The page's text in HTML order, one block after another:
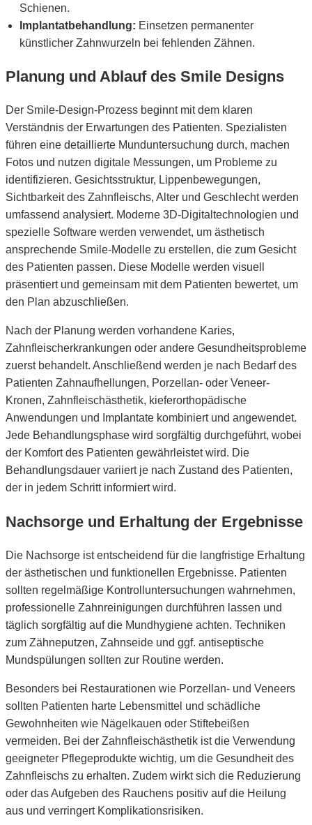
Schienen.
Implantatbehandlung: Einsetzen permanenter
künstlicher Zahnwurzeln bei fehlenden Zähnen.
Planung und Ablauf des Smile Designs
Der Smile-Design-Prozess beginnt mit dem klaren
Verständnis der Erwartungen des Patienten. Spezialisten
führen eine detaillierte Munduntersuchung durch, machen
Fotos und nutzen digitale Messungen, um Probleme zu
identifizieren. Gesichtsstruktur, Lippenbewegungen,
Sichtbarkeit des Zahnfleischs, Alter und Geschlecht werden
umfassend analysiert. Moderne 3D-Digitaltechnologien und
spezielle Software werden verwendet, um ästhetisch
ansprechende Smile-Modelle zu erstellen, die zum Gesicht
des Patienten passen. Diese Modelle werden visuell
präsentiert und gemeinsam mit dem Patienten bewertet, um
den Plan abzuschließen.
Nach der Planung werden vorhandene Karies,
Zahnfleischerkrankungen oder andere Gesundheitsprobleme
zuerst behandelt. Anschließend werden je nach Bedarf des
Patienten Zahnaufhellungen, Porzellan- oder Veneer-
Kronen, Zahnfleischästhetik, kieferorthopädische
Anwendungen und Implantate kombiniert und angewendet.
Jede Behandlungsphase wird sorgfältig durchgeführt, wobei
der Komfort des Patienten gewährleistet wird. Die
Behandlungsdauer variiert je nach Zustand des Patienten,
der in jedem Schritt informiert wird.
Nachsorge und Erhaltung der Ergebnisse
Die Nachsorge ist entscheidend für die langfristige Erhaltung
der ästhetischen und funktionellen Ergebnisse. Patienten
sollten regelmäßige Kontrolluntersuchungen wahrnehmen,
professionelle Zahnreinigungen durchführen lassen und
täglich sorgfältig auf die Mundhygiene achten. Techniken
zum Zähneputzen, Zahnseide und ggf. antiseptische
Mundspülungen sollten zur Routine werden.
Besonders bei Restaurationen wie Porzellan- und Veneers
sollten Patienten harte Lebensmittel und schädliche
Gewohnheiten wie Nägelkauen oder Stiftebeißen
vermeiden. Bei der Zahnfleischästhetik ist die Verwendung
geeigneter Pflegeprodukte wichtig, um die Gesundheit des
Zahnfleischs zu erhalten. Zudem wirkt sich die Reduzierung
oder das Aufgeben des Rauchens positiv auf die Heilung
aus und verringert Komplikationsrisiken.